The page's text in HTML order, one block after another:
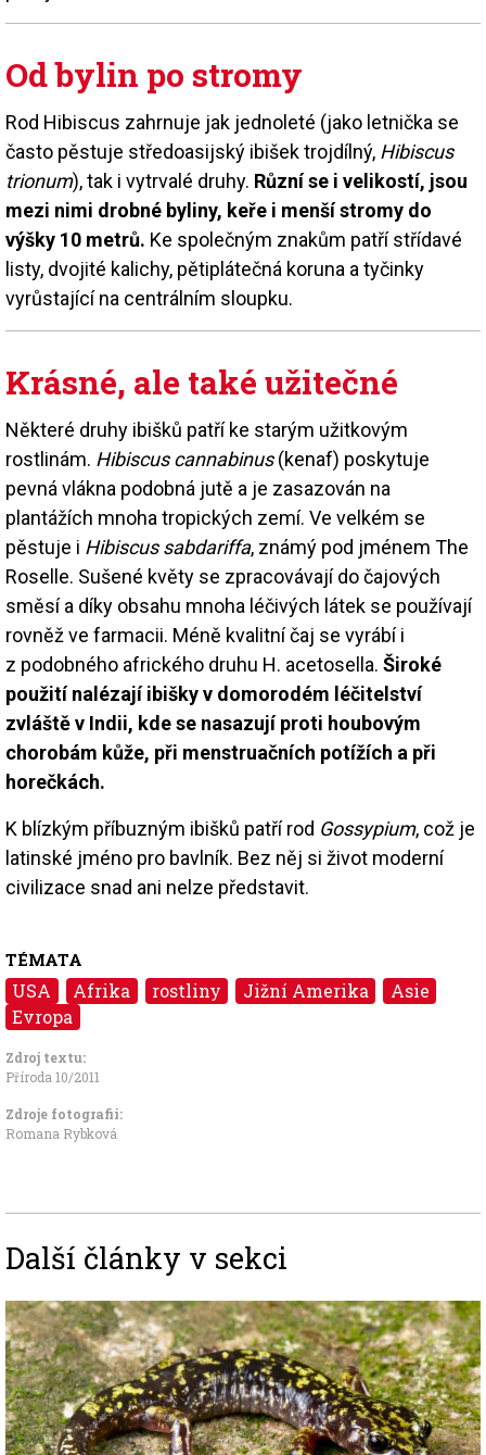
Od bylin po stromy
Rod Hibiscus zahrnuje jak jednoleté (jako letnička se
často pěstuje středoasijský ibišek trojdílný, Hibiscus
trionum), tak i vytrvalé druhy. Různí se i velikostí, jsou
mezi nimi drobné byliny, keře i menší stromy do
výšky 10 metrů. Ke společným znakům patří střídavé
listy, dvojité kalichy, pětiplátečná koruna a tyčinky
vyrůstající na centrálním sloupku.
Krásné, ale také užitečné
Některé druhy ibišků patří ke starým užitkovým
rostlinám. Hibiscus cannabinus(kenaf) poskytuje
pevná vlákna podobná jutě a je zasazován na
plantážích mnoha tropických zemí. Ve velkém se
pěstuje i Hibiscus sabdariffa, známý pod jménem The
Roselle. Sušené květy se zpracovávají do čajových
směsí a díky obsahu mnoha léčivých látek se používají
rovněž ve farmacii. Méně kvalitní čaj se vyrábí i
z podobného afrického druhu H. acetosella. Široké
použití nalézají ibišky v domorodém léčitelství
zvláště v Indii, kde se nasazují proti houbovým
chorobám kůže, při menstruačních potížích a při
horečkách.
K blízkým příbuzným ibišků patří rod Gossypium, což je
latinské jméno pro bavlník. Bez něj si život moderní
civilizace snad ani nelze představit.
TÉMATA
USA Afrika rostliny Jižní Amerika
Asie
Evropa
Zdroj textu:
Příroda 10/2011
Zdroje fotografii:
Romana Rybková
Další články v sekci
Image